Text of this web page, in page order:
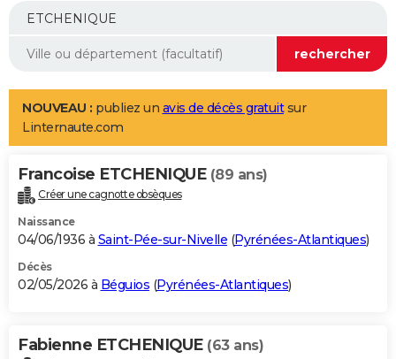
Mobiles
Meilleur smartphone
Internet
Ordinateurs
Jeux vidéo
Guide high-tech
Aménagement intérieur
LIFESTYLE
Art de vivre
Bien-être
Loisirs
Mode
Modes de vie
Alimentation
Guide de la santé
Maladies
Médicaments
Sommeil
VOYAGE
Destinations
City break
Voyage nature
Voyage de noces
Forum
Climat
+PHOTO
GUIDES D'ACHAT
BONS PLANS
Carte de Noël
Carte Bonne année
Carte Saint-Valentin
Carte Pâques
Carte d'anniversaire
DICTIONNAIRE
NOUVEAU : publiez un avis de décès gratuitsur
Linternaute.com
Francoise ETCHENIQUE (89 ans)
Créer une cagnotte obsèques
Naissance
04/06/1936 à Saint-Pée-sur-Nivelle (Pyrénées-Atlantiques)
Décès
02/05/2026 à Béguios (Pyrénées-Atlantiques)
Fabienne ETCHENIQUE (63 ans)